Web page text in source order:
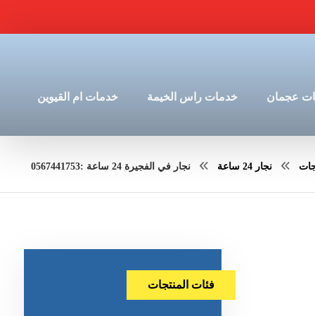
عجمان خدمات راس الخيمة خدمات ام القيوين
نجار 24 ساعة نجار في الفجيرة 24 ساعة :0567441753
فئات المنتجات